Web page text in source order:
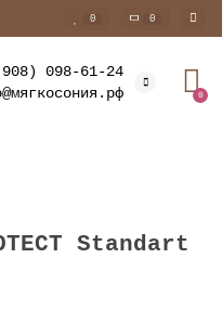
0 0
098-61-24
0
Standart